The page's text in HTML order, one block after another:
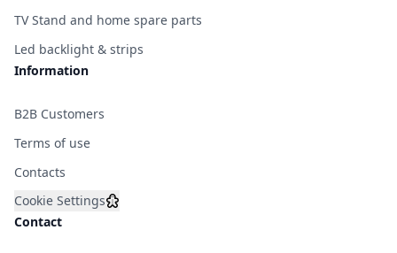
TV Stand and home spare parts
Led backlight & strips
Information
B2B Customers
Terms of use
Contacts
Cookie Settings
Contact